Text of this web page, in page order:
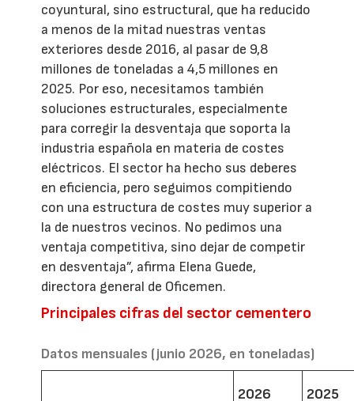
coyuntural, sino estructural, que ha reducido
a menos de la mitad nuestras ventas
exteriores desde 2016, al pasar de 9,8
millones de toneladas a 4,5 millones en
2025. Por eso, necesitamos también
soluciones estructurales, especialmente
para corregir la desventaja que soporta la
industria española en materia de costes
eléctricos. El sector ha hecho sus deberes
en eficiencia, pero seguimos compitiendo
con una estructura de costes muy superior a
la de nuestros vecinos. No pedimos una
ventaja competitiva, sino dejar de competir
en desventaja”, afirma Elena Guede,
directora general de Oficemen.
Principales cifras del sector cementero
Datos mensuales (junio 2026, en toneladas)
2026 2025